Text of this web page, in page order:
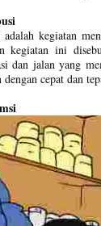
kegiatan
kegiatan ini
dan jalan yang
dengan cepat dan